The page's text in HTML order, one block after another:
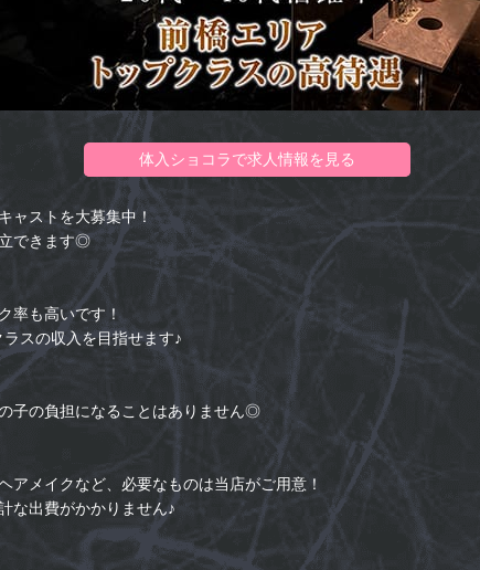
体入ショコラで求人情報を見る
ャストを大募集中！
できます◎
率も高いです！
スの収入を目指せます♪
子の負担になることはありません◎
アメイクなど、必要なものは当店がご用意！
な出費がかかりません♪